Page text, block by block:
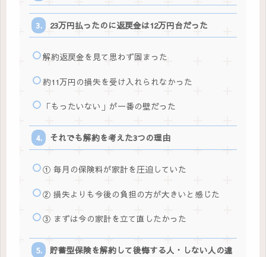
23万円払ったのに返戻金は12万円台だった
解約返戻金を見て思わず固まった
約11万円の損失を受け入れられなかった
「もったいない」が一番の壁だった
それでも解約を考えた3つの理由
① 毎月の保険料が家計を圧迫していた
② 損失よりも今後の負担の方が大きいと感じた
③ まずは今の家計を立て直したかった
貯蓄型保険を解約して後悔する人・しない人の違